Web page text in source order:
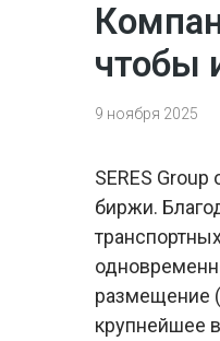
чтобы
9 ноября 2025
SERES
биржи.
размещение
крупнейшее